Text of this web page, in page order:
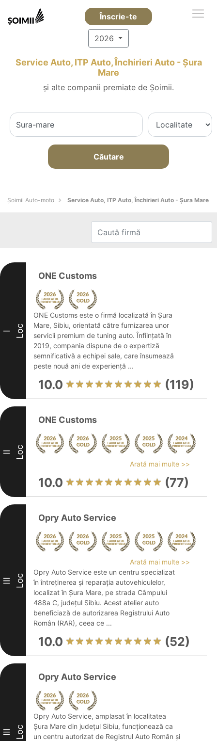
Înscrie-te
2026
Service Auto, ITP Auto, Închirieri Auto - Şura
Mare
și alte companii premiate de Șoimii.
Căutare
Șoimii Auto-moto Service Auto, ITP Auto, Închirieri Auto - Şura Mare
I Loc
ONE Customs
ONE Customs este o firmă localizată în Şura
Mare, Sibiu, orientată către furnizarea unor
servicii premium de tuning auto. Înființată în
2019, compania dispune de o expertiză
semnificativă a echipei sale, care însumează
peste nouă ani de experiență ...
10.0 (119)
II Loc
ONE Customs
Arată mai multe >>
10.0 (77)
III Loc
Opry Auto Service
Arată mai multe >>
Opry Auto Service este un centru specializat
în întreținerea și reparația autovehiculelor,
localizat în Șura Mare, pe strada Câmpului
488a C, județul Sibiu. Acest atelier auto
beneficiază de autorizarea Registrului Auto
Român (RAR), ceea ce ...
10.0 (52)
III Loc
Opry Auto Service
Opry Auto Service, amplasat în localitatea
Șura Mare din județul Sibiu, funcționează ca
un centru autorizat de Registrul Auto Român și